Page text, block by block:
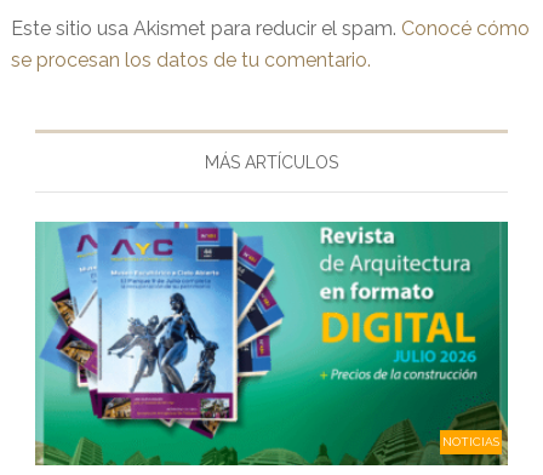
Este sitio usa Akismet para reducir el spam. Conocé cómo
se procesan los datos de tu comentario.
MÁS ARTÍCULOS
NOTICIAS